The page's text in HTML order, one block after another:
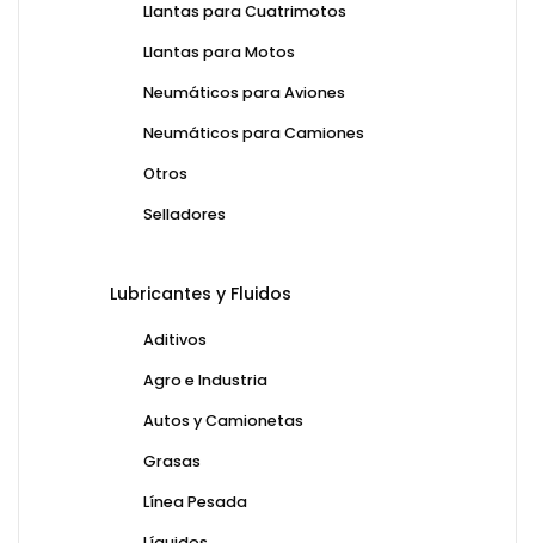
Llantas para Cuatrimotos
Llantas para Motos
Neumáticos para Aviones
Neumáticos para Camiones
Otros
Selladores
Lubricantes y Fluidos
Aditivos
Agro e Industria
Autos y Camionetas
Grasas
Línea Pesada